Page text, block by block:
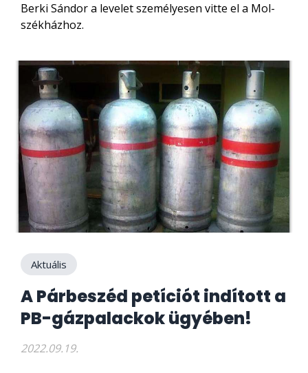
Berki Sándor a levelet személyesen vitte el a Mol-
székházhoz.
Aktuális
A Párbeszéd petíciót indított a
PB-gázpalackok ügyében!
2022.09.19.